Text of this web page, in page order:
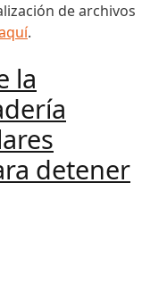
de archivos
.
la
detener